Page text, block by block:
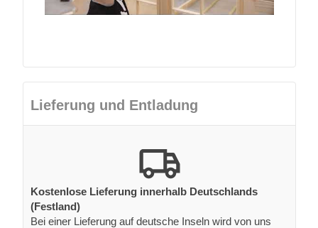
Lieferung und Entladung
Kostenlose Lieferung innerhalb Deutschlands
(Festland)
Bei einer Lieferung auf deutsche Inseln wird von uns